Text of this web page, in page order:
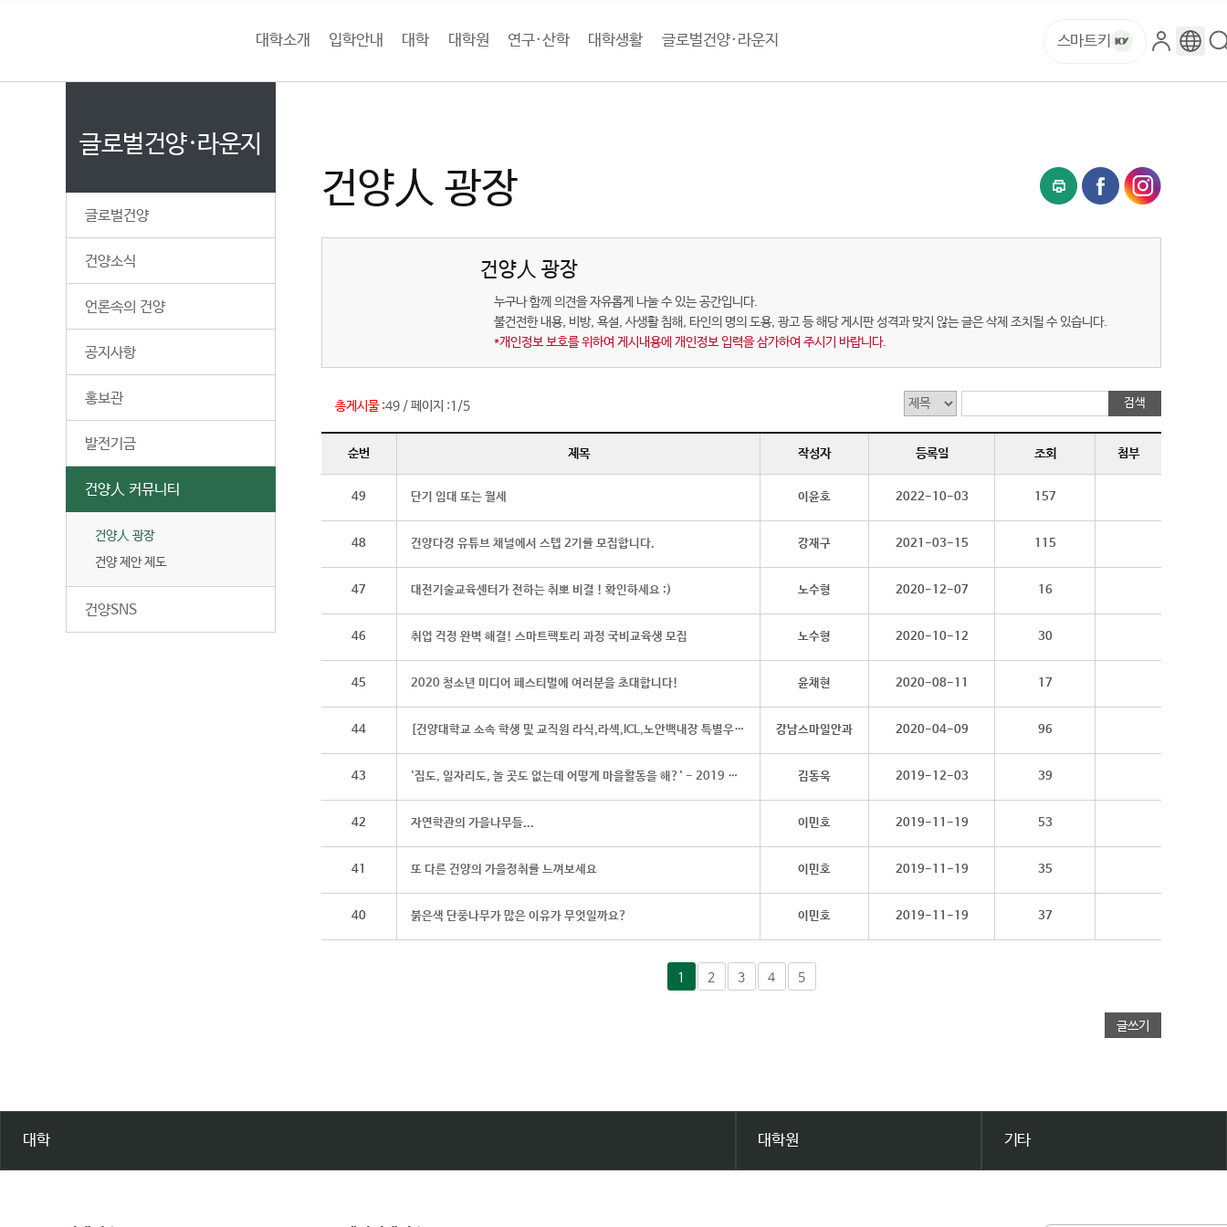
대학소개 입학안내 대학 대학원 연구·산학 대학생활 글로벌건양·라운지 스마트키
로
구
글로벌건양·라운지
글로벌건양
건양소식
언론속의 건양
공지사항
홍보관
발전기금
건양人 커뮤니티
건양人 광장
건양 제안 제도
건양SNS
이
로
건양人 광장
건양人 광장
누구나 함께 의견을 자유롭게 나눌 수 있는 공간입니다.
불건전한 내용, 비방, 욕설, 사생활 침해, 타인의 명의 도용, 광고 등 해당 게시판 성격과 맞지 않는 글은 삭제 조치될 수 있습니다.
*개인정보 보호를 위하여 게시내용에 개인정보 입력을 삼가하여 주시기 바랍니다.
총게시물 :49 /페이지 :1/5
순번 제목 작성자 등록일 조회 첨부
49 단기 임대 또는 월세 이윤호 2022-10-03 157
48 건양다경 유튜브 채널에서 스텝 2기를 모집합니다. 강재구 2021-03-15 115
47 대전기술교육센터가 전하는 취뽀 비결 ! 확인하세요 :) 노수형 2020-12-07 16
46 취업 걱정 완벽 해결! 스마트팩토리 과정 국비교육생 모집 노수형 2020-10-12 30
45 2020 청소년 미디어 페스티벌에 여러분을 초대합니다! 윤채현 2020-08-11 17
44 [건양대학교 소속 학생 및 교직원 라식,라섹,ICL,노안백내장 특별우대혜택] 강남스마일안과 2020-04-09 96
43 '집도, 일자리도, 놀 곳도 없는데 어떻게 마을활동을 해?' - 2019 마을청년컨퍼런스 김동욱 2019-12-03 39
42 자연학관의 가을나무들... 이민호 2019-11-19 53
41 또 다른 건양의 가을정취를 느껴보세요 이민호 2019-11-19 35
40 붉은색 단풍나무가 많은 이유가 무엇일까요? 이민호 2019-11-19 37
1 2 3 4 5
글쓰기
대학 대학원 기타